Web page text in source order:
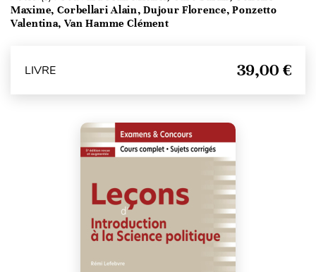
Maxime, Corbellari Alain, Dujour Florence, Ponzetto
Valentina, Van Hamme Clément
LIVRE 39,00 €